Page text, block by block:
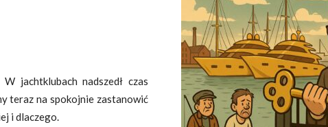
jachtklubach nadszedł czas
teraz na spokojnie zastanowić
i dlaczego.